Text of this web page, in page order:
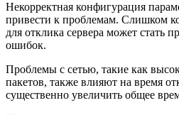
Некорректная конфигурация
привести к проблемам. Слишком
для отклика сервера может стать
ошибок.
Проблемы с сетью, такие как
пакетов, также влияют на время
существенно увеличить общее